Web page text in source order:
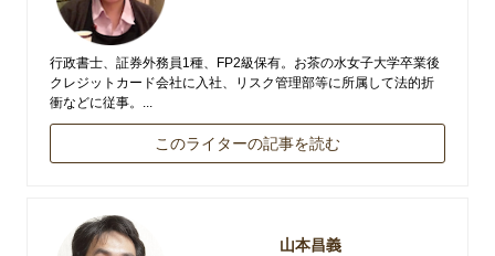
行政書士、証券外務員1種、FP2級保有。お茶の水女子大学卒業後
クレジットカード会社に入社、リスク管理部等に所属して法的折
衝などに従事。...
このライターの記事を読む
山本昌義